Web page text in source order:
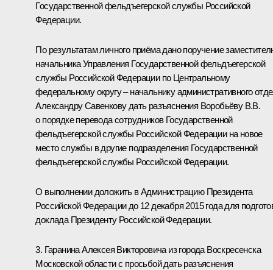
Государственной фельдъегерской службы Российской
Федерации.
По результатам личного приёма дано поручение
начальника Управления Государственной фельдъегерской
службы Российской Федерации по Центральному
федеральному округу – начальнику административного
Александру Савенкову дать разъяснения Воробьёву В.В.
о порядке перевода сотрудников Государственной
фельдъегерской службы Российской Федерации на новое
место службы в другие подразделения Государственной
фельдъегерской службы Российской Федерации.
О выполнении доложить в Администрацию Президента
Российской Федерации до 12 декабря 2015 года для
доклада Президенту Российской Федерации.
3. Гаранина Алексея Викторовича из города Воскресенска
Московской области с просьбой дать разъяснения